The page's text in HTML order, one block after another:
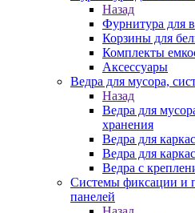
Назад
Фурнитура для
Корзины для
Комплекты
Аксессуары
Ведра для мусора,
Назад
Ведра для
хранения
Ведра для
Ведра для
Ведра с
Системы фиксации и
панелей